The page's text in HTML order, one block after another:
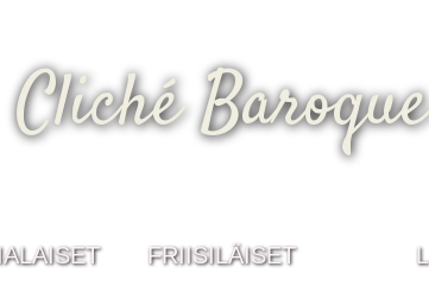
Cliché Baroque
FRIISILÄISET